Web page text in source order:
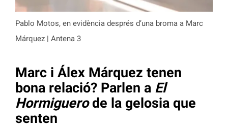
Pablo Motos, en evidència després d’una broma a Marc
Márquez | Antena 3
Marc i Álex Márquez tenen
bona relació? Parlen a El
Hormiguerode la gelosia que
senten